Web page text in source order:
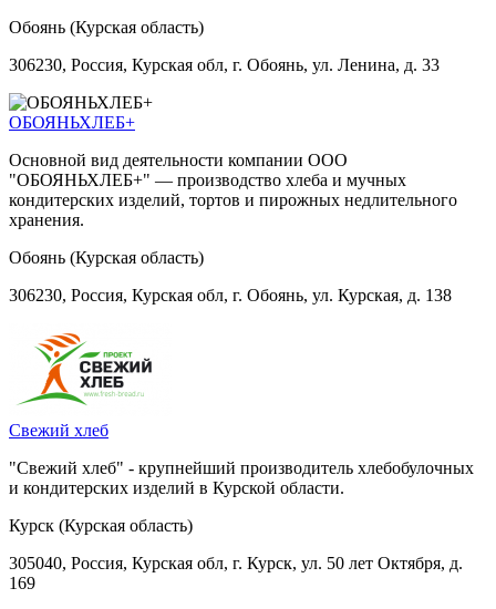
Обоянь (Курская область)
306230, Россия, Курская обл, г. Обоянь, ул. Ленина, д. 33
ОБОЯНЬХЛЕБ+
Основной вид деятельности компании ООО
"ОБОЯНЬХЛЕБ+" — производство хлеба и мучных
кондитерских изделий, тортов и пирожных недлительного
хранения.
Обоянь (Курская область)
306230, Россия, Курская обл, г. Обоянь, ул. Курская, д. 138
Свежий хлеб
"Свежий хлеб" - крупнейший производитель хлебобулочных
и кондитерских изделий в Курской области.
Курск (Курская область)
305040, Россия, Курская обл, г. Курск, ул. 50 лет Октября, д.
169